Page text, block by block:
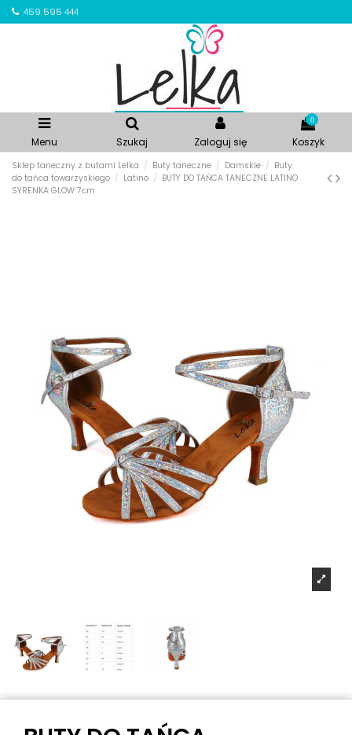
459 595 444
Menu Szukaj Zaloguj się
0
Koszyk
Sklep taneczny z butami Lelka Buty taneczne Damskie
Buty
do tańca towarzyskiego
Latino
BUTY DO TAŃCA TANECZNE LATINO
SYRENKA GLOW 7cm